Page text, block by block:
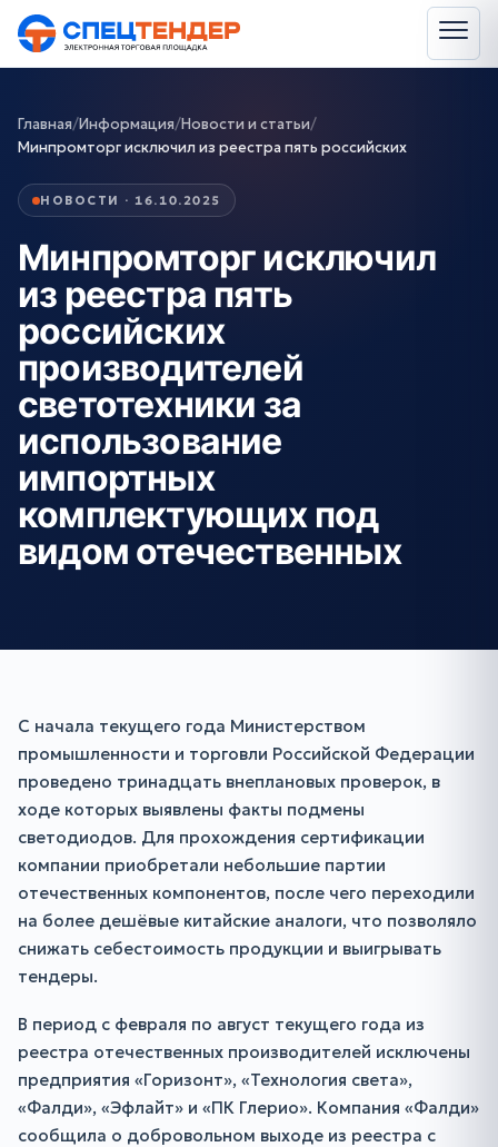
Главная/Информация/Новости и статьи/
Минпромторг исключил из реестра пять российских
НОВОСТИ · 16.10.2025
Минпромторг исключил
из реестра пять
российских
производителей
светотехники за
использование
импортных
комплектующих под
видом отечественных
С начала текущего года Министерством
промышленности и торговли Российской Федерации
проведено тринадцать внеплановых проверок, в
ходе которых выявлены факты подмены
светодиодов. Для прохождения сертификации
компании приобретали небольшие партии
отечественных компонентов, после чего переходили
на более дешёвые китайские аналоги, что позволяло
снижать себестоимость продукции и выигрывать
тендеры.
В период с февраля по август текущего года из
реестра отечественных производителей исключены
предприятия «Горизонт», «Технология света»,
«Фалди», «Эфлайт» и «ПК Глерио». Компания «Фалди»
сообщила о добровольном выходе из реестра с